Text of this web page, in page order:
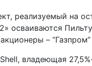
реализуемый на
осваиваются
–
владеющая